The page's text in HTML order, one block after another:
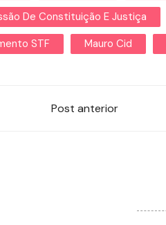
De Constituição E Justiça
STF
Mauro Cid
Post anterior